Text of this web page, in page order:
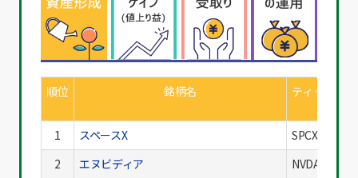
順位 銘柄名 ティッカー
1 スペースX SPCX
2
エヌビディア NVDA